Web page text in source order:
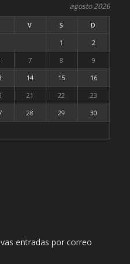
agosto 2026
V S
D
1
2
7 8
9
14 15
16
21 22
23
28 29
30
entradas por correo